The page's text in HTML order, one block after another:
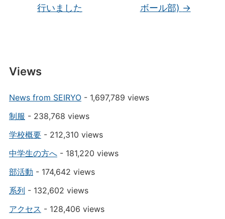
行いました
ボール部) →
Views
News from SEIRYO- 1,697,789 views
制服 - 238,768 views
学校概要- 212,310 views
中学生の方へ- 181,220 views
部活動 - 174,642 views
系列 - 132,602 views
アクセス - 128,406 views